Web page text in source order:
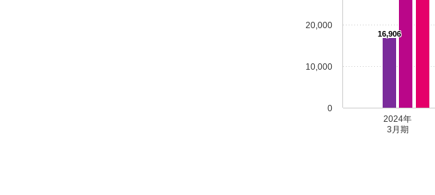
16,906
2024年
3月期
0
10,000
20,000